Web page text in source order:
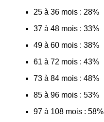
25 à 36 mois : 28%
37 à 48 mois : 33%
49 à 60 mois : 38%
61 à 72 mois : 43%
73 à 84 mois : 48%
85 à 96 mois : 53%
97 à 108 mois : 58%